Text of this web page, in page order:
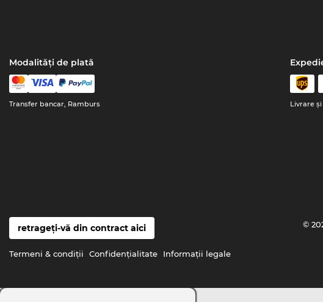
Modalități de plată
Transfer bancar, Ramburs Livrare
retrageți-vă din contract aici
Termeni & condiţii Confidenţialitate Informaţii legale
©